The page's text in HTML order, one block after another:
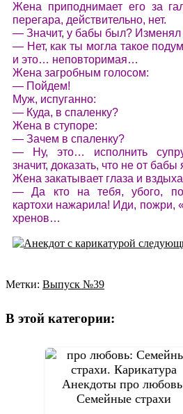
Жена приподнимает его за
перегара, действительно, нет.
— Значит, у бабы был?
— Нет, как ты могла такое
и это… неповторимая…
Жена загробным голосом:
— Пойдем!
Муж, испуганно:
— Куда, в спаленку?
Жена в ступоре:
— Зачем в спаленку?
— Ну, это… исполнить
значит, доказать, что не от
Жена закатывает глаза и
— Да кто на тебя, убого,
картохи нажарила! Иди, пожри,
хренов…
Метки: Выпуск №39
В этой категории:
Анекдоты про
Семейные страхи
по